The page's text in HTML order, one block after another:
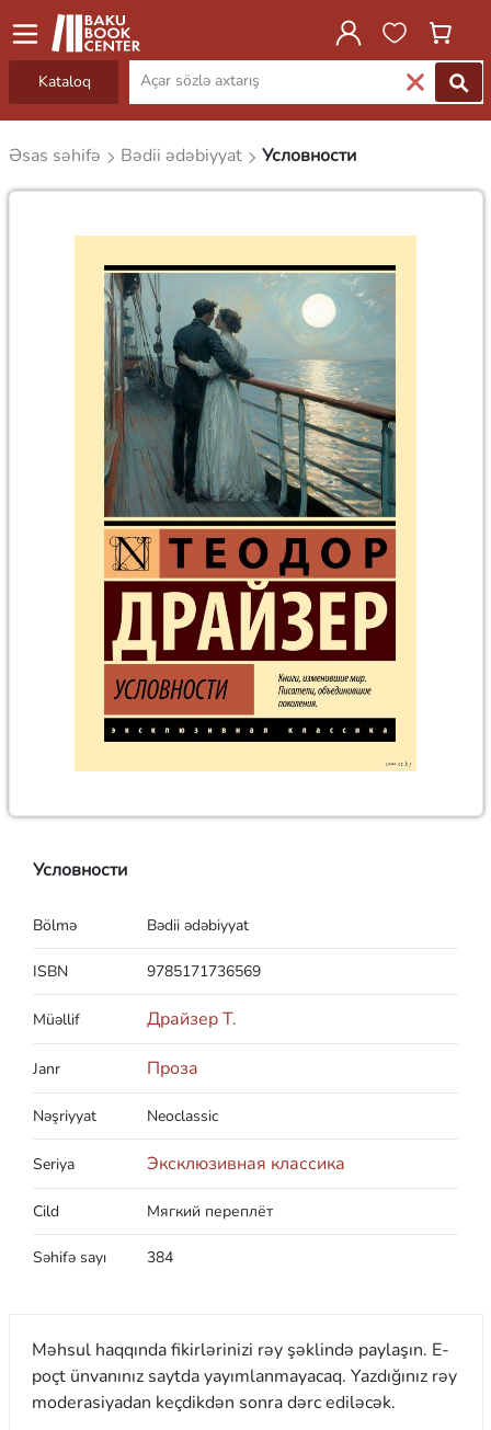
Kataloq
Əsas səhifə Bədii ədəbiyyat Условности
Условности
Bölmə Bədii ədəbiyyat
ISBN 9785171736569
Müəllif Драйзер Т.
Janr Проза
Nəşriyyat Neoclassic
Seriya Эксклюзивная классика
Cild Мягкий переплёт
Səhifə sayı 384
Məhsul haqqında fikirlərinizi rəy şəklində paylaşın. E-
poçt ünvanınız saytda yayımlanmayacaq. Yazdığınız rəy
moderasiyadan keçdikdən sonra dərc ediləcək.